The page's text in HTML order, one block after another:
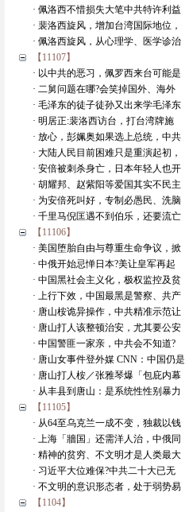
· 佩洛西不惜损失大笔中共特许利益
· 裴洛西旋风，增加台湾国际地位，
· 佩洛西旋风，从心理学、医学诊治
【11107】
· 以中共的恶习，佩罗西来台可能是
· 二舅问题在哪?会笑掉国外、海外
· 毛泽东的徒子徒孙又出来学毛泽东
· 明居正:裴洛西访台，打台湾牌施
· 放心，彭姵奥如果选上总统，中共
· 大陆人民目前困难只是重演起初，
· 安倍被刺杀身亡，日本年轻人也开
· 胡耀邦、赵紫阳等爱国其实不民主
· 为安倍死叫好，专制必愚民、洗脑
· 千里马倪匡遇不到伯乐，还要流亡
【11106】
· 美国堕胎自由与尊重生命争议，掀
· 中俄开始忌惮日本?美让皇军再起
· 中国黑社会主义化，极权监控及贫
· 上行下效，中国最黑是警察、共产
· 唐山桉诡异操作，中共精准示范让
· 唐山打人该整顿治安，尤其要公安
· 中国警匪一家亲，中共会不知道?
· 唐山女事件登外媒 CNN：中国仍是
· 唐山打人桉／张雅琴爆「包庇内幕
· 从丰县到唐山：是系统性性别暴力
【11105】
· 从64至乌克兰一成不变，独裁以钱
· 上海「牆国」还需洋人治，中俄同
· 精神的贫穷、不文明才是人类最大
· 习近平大位难保?中共二十大已无
· 不文明的意识形态者，处于弱势易
【1104】